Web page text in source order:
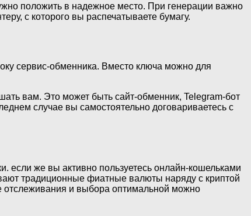
положить в надежное место. При генерации важно
с которого вы распечатываете бумагу.
сервис-обменника. Вместо ключа можно для
вам. Это может быть сайт-обменник, Telegram-бот
случае вы самостоятельно договариваетесь с
если же вы активно пользуетесь онлайн-кошельками
традиционные фиатные валюты наряду с криптой
отслеживания и выбора оптимальной можно